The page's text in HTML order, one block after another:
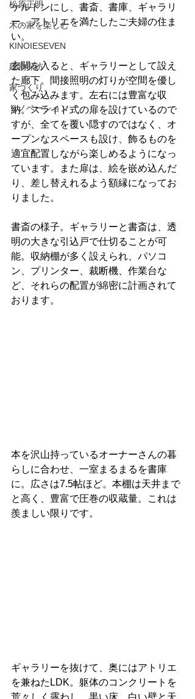
松原正明
木の家を楽しむ
KINOIESEVEN
建物探訪
家づくり
リノベーション
ケルトンにし、書斎、書庫、ギャラリ
ー、アトリエを満たしたご夫婦の住ま
い。
玄関を入ると、ギャラリーとして設え
た廊下。間接照明の灯りが空間を優し
く包み込みます。左右には豊富な収
納。スライド式の扉を設けているので
すが、全てを覆い隠すのではなく、オ
ープンなスペースも設け、飾るものを
適宜配置しながら楽しめるようになっ
ています。また扉は、絵を嵌め込んだ
り、差し替えれるよう額縁になってお
りました。
書斎の様子。ギャラリーと書斎は、透
明の大きな引込戸で仕切ることが可
能。収納棚が多く設えられ、パソコ
ン、プリンター、裁断機、作業台な
ど、それらの配置が綿密に計画されて
おります。
本を沢山持っているオーナーさんの暮
らしに合わせ、一室まるまるを書庫
に。広さは7.5帖ほど。本棚は天井まで
と高く、豊富で圧巻の収蔵量。これは
羨ましい限りです。
ギャラリーを抜けて、奥にはアトリエ
を兼ねたLDK。躯体のコンクリートを
荒々しく露わし、黒い床、白い壁と天